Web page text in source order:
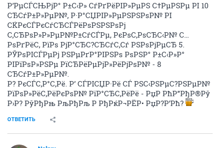
Р’РµСЃСЊРјР° Р±С‹Р» СѓРґРёРІР»РµРЅ С†РµРЅРµ РІ 10
СЂСѓР±Р»РµР№, Р·Р°СЏРІР»РµРЅРЅРѕР№ РІ
СЌРєСЃРєСѓСЂСЃРёРѕРЅРЅРѕРј
С‚СЂРѕР»Р»РµР№Р±СѓСЃРµ, РєРѕС‚РѕСЂС‹Р№ С…
РѕРґРёС‚ РїРѕ РјР°СЂС?СЂСѓС‚Сѓ РЅРѕРјРµСЂ 5.
РЎРѕРІСЃРµРј РЅРµРґР°РІРЅРѕ РѕРЅР° Р±С‹Р»Р°
РІРїРѕР»РЅРµ РїСЂРёРµРјР»РёРјРѕР№ - 8
СЂСѓР±Р»РµР№.
Р? РєСЃС‚Р°С‚Рё. Р’ СЃРІСЏР·Рё СЃ РЅС‹РЅРµС?РЅРµР№
РїРѕР»РёС‚РёРєРѕР№ РїР°СЂС‚РёРё - РџР РћР”РђР®Рў
Р›Р? РўРђРњ РљРђРљ Р РђРќР¬РЁР• РџР?Р’Рћ?
ОТВЕТИТЬ